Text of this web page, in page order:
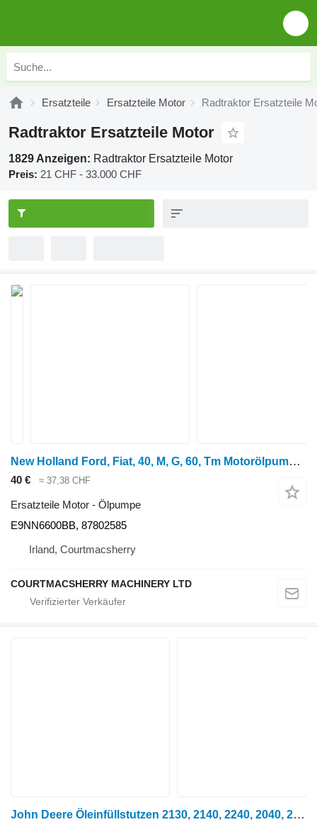
Ersatzteile Ersatzteile Motor Radtraktor Ersatzteile
Radtraktor Ersatzteile Motor
1829 Anzeigen: Radtraktor Ersatzteile Motor
Preis: 21 CHF - 33.000 CHF
New Holland Ford, Fiat, 40, M, G, 60, Tm Motorölpumpen E9nn6 E9NN6600BB für Radtraktor
40 € ≈ 37,38 CHF
Ersatzteile Motor - Ölpumpe
E9NN6600BB, 87802585
Irland, Courtmacsherry
COURTMACSHERRY MACHINERY LTD
John Deere Öleinfüllstutzen 2130, 2140, 2240, 2040, 2030 T23614 für 2130 Radtraktor